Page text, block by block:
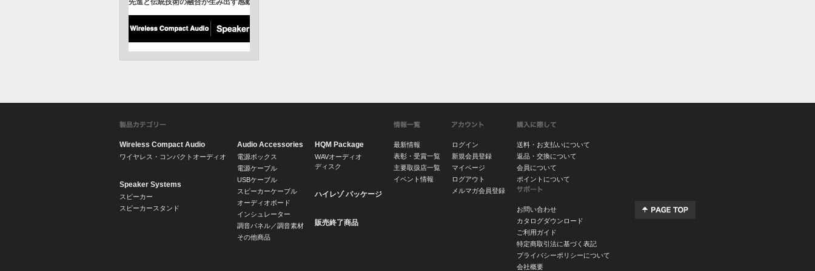
Wireless Compact Audio
ワイヤレス・コンパクトオーディオ
Speaker Systems
スピーカー
スピーカースタンド
Audio Accessories
電源ボックス
電源ケーブル
USBケーブル
スピーカーケーブル
オーディオボード
インシュレーター
調音パネル／調音素材
その他商品
HQM Package
WAVオーディオ
ディスク
ハイレゾ パッケージ
販売終了商品
最新情報
表彰・受賞一覧
主要取扱店一覧
イベント情報
ログイン
新規会員登録
マイページ
ログアウト
メルマガ会員登録
送料・お支払いについて
返品・交換について
会員について
ポイントについて
お問い合わせ
カタログダウンロード
ご利用ガイド
特定商取引法に基づく表記
プライバシーポリシーについて
会社概要